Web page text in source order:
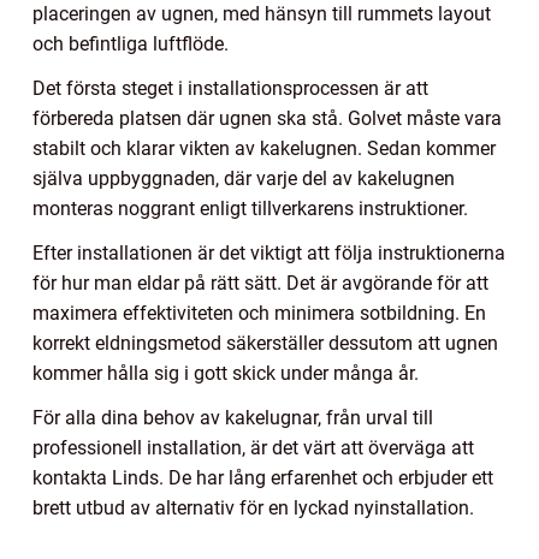
placeringen av ugnen, med hänsyn till rummets layout
och befintliga luftflöde.
Det första steget i installationsprocessen är att
förbereda platsen där ugnen ska stå. Golvet måste vara
stabilt och klarar vikten av kakelugnen. Sedan kommer
själva uppbyggnaden, där varje del av kakelugnen
monteras noggrant enligt tillverkarens instruktioner.
Efter installationen är det viktigt att följa instruktionerna
för hur man eldar på rätt sätt. Det är avgörande för att
maximera effektiviteten och minimera sotbildning. En
korrekt eldningsmetod säkerställer dessutom att ugnen
kommer hålla sig i gott skick under många år.
För alla dina behov av kakelugnar, från urval till
professionell installation, är det värt att överväga att
kontakta Linds. De har lång erfarenhet och erbjuder ett
brett utbud av alternativ för en lyckad nyinstallation.